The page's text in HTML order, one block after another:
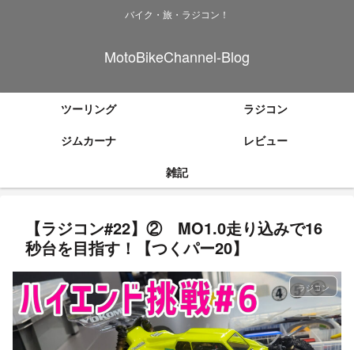
バイク・旅・ラジコン！
MotoBikeChannel-Blog
ツーリング
ラジコン
ジムカーナ
レビュー
雑記
【ラジコン#22】② MO1.0走り込みで16
秒台を目指す！【つくパー20】
ラジコン